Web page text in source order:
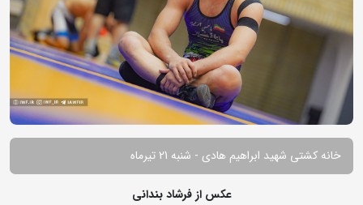
خانه کشتی شهید ابراهیم هادی - شنبه 21 تیرماه
عکس از فرشاد بندانی